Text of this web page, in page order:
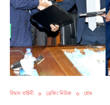
বিমান বাহিনী ব্রেকিং নিউজ হোম